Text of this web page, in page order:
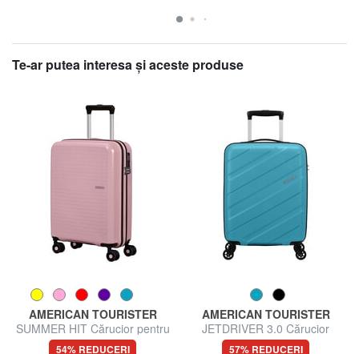
Te-ar putea interesa şi aceste produse
AMERICAN TOURISTER
SUMMER HIT Cărucior pentru
bagaje de mână
54% REDUCERI
AMERICAN TOURISTER
JETDRIVER 3.0 Cărucior
pentru bagaje de mână
57% REDUCERI